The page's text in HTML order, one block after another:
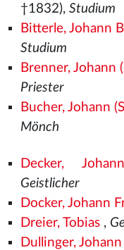
†1832), Studium
Bitterle, Johann
Studium
Brenner, Johann
Priester
Bucher, Johann
Mönch
Decker,
Geistlicher
Docker, Johann
Dreier, Tobias,
Dullinger,